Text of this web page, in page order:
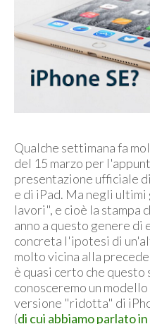
Qualche settimana fa
del 15 marzo per
presentazione ufficiale
e di iPad. Ma negli
lavori", e cioè la stampa
anno a questo genere di
concreta l'ipotesi di
molto vicina alla
è quasi certo che questo
conosceremo un
versione "ridotta" di
(di cui abbiamo parlato